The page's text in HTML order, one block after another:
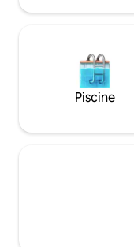
Piscine